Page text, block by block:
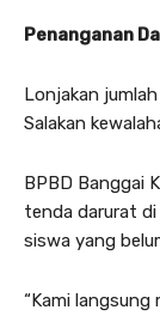
Penanganan
Lonjakan
Salakan
BPBD Banggai
tenda darurat
siswa yang
“Kami langsung